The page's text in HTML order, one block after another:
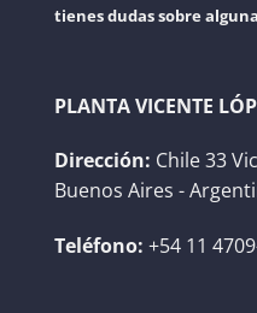
tienes dudas sobre
PLANTA VICENTE
Dirección: Chile 33
Buenos Aires -
Teléfono: +54 11